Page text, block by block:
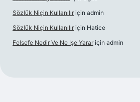
Sözlük Niçin Kullanılır için admin
Sözlük Niçin Kullanılır için Hatice
Felsefe Nedir Ve Ne Işe Yarar için admin